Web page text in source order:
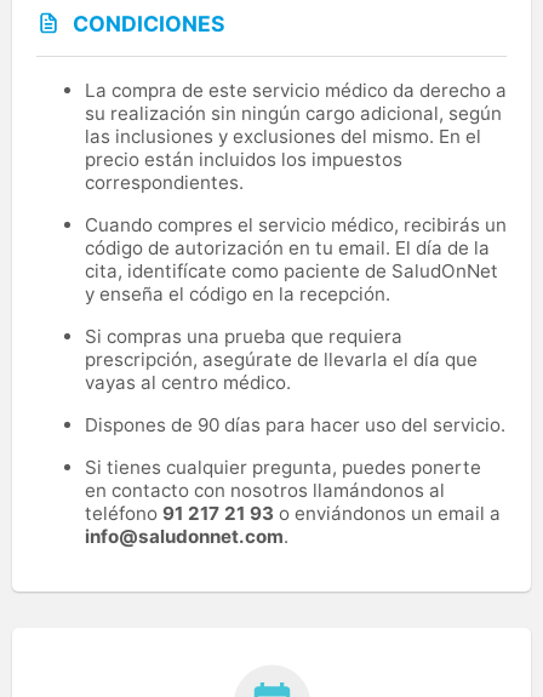
CONDICIONES
La compra de este servicio médico da derecho a
su realización sin ningún cargo adicional, según
las inclusiones y exclusiones del mismo. En el
precio están incluidos los impuestos
correspondientes.
Cuando compres el servicio médico, recibirás un
código de autorización en tu email. El día de la
cita, identifícate como paciente de SaludOnNet
y enseña el código en la recepción.
Si compras una prueba que requiera
prescripción, asegúrate de llevarla el día que
vayas al centro médico.
Dispones de 90 días para hacer uso del servicio.
Si tienes cualquier pregunta, puedes ponerte
en contacto con nosotros llamándonos al
teléfono 91 217 21 93 o enviándonos un email a
info@saludonnet.com.